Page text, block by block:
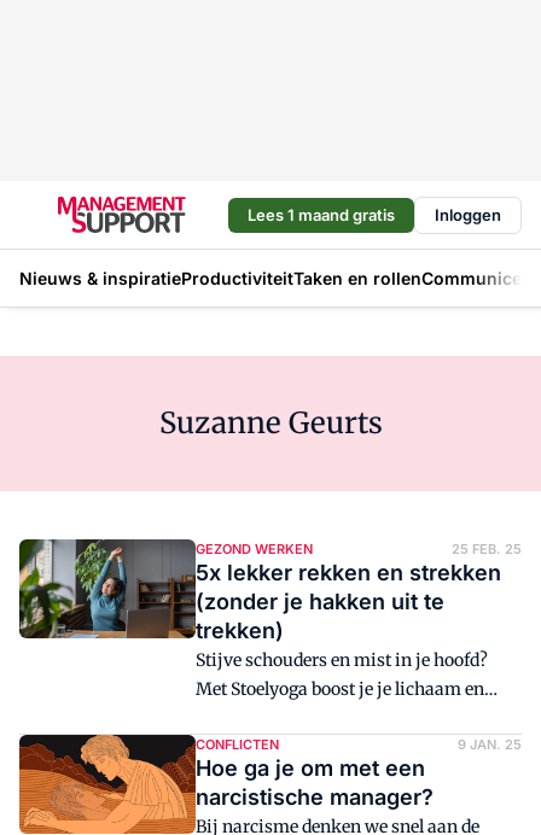
Lees 1 maand gratis Inloggen
Nieuws & inspiratieProductiviteitTaken en rollen
Suzanne Geurts
GEZOND WERKEN 25 FEB. 25
5x lekker rekken en strekken
(zonder je hakken uit te
trekken)
Stijve schouders en mist in je hoofd?
Met Stoelyoga boost je je lichaam en
er ook nog eens productiever van.
CONFLICTEN 9 JAN. 25
Hoe ga je om met een
narcistische manager?
Bij narcisme denken we snel aan de